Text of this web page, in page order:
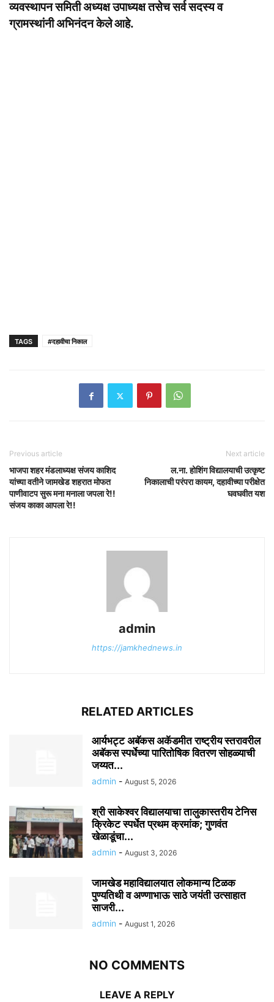
व्यवस्थापन समिती अध्यक्ष उपाध्यक्ष तसेच सर्व सदस्य व
ग्रामस्थांनी अभिनंदन केले आहे.
TAGS #दहावीचा निकाल
Previous article
भाजपा शहर मंडलाध्यक्ष संजय काशिद
यांच्या वतीने जामखेड शहरात मोफत
पाणीवाटप सुरू मना मनाला जपला रे!!
संजय काका आपला रे!!
Next article
ल.ना. होशिंग विद्यालयाची उत्कृष्ट
निकालाची परंपरा कायम, दहावीच्या परीक्षेत
घवघवीत यश
admin
https://jamkhednews.in
RELATED ARTICLES
आर्यभट्ट अबॅकस अकॅडमीत राष्ट्रीय स्तरावरील
अबॅकस स्पर्धेच्या पारितोषिक वितरण सोहळ्याची
जय्यत...
admin - August 5, 2026
श्री साकेश्वर विद्यालयाचा तालुकास्तरीय टेनिस
क्रिकेट स्पर्धेत प्रथम क्रमांक; गुणवंत
खेळाडूंचा...
admin - August 3, 2026
जामखेड महाविद्यालयात लोकमान्य टिळक
पुण्यतिथी व अण्णाभाऊ साठे जयंती उत्साहात
साजरी...
admin - August 1, 2026
NO COMMENTS
LEAVE A REPLY